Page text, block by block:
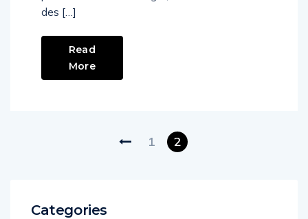
des […]
Read
More
1 2
Categories